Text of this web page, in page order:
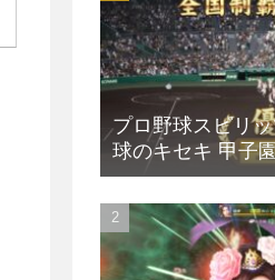
プロ野球スピリ
球のキセキ 甲子
方法